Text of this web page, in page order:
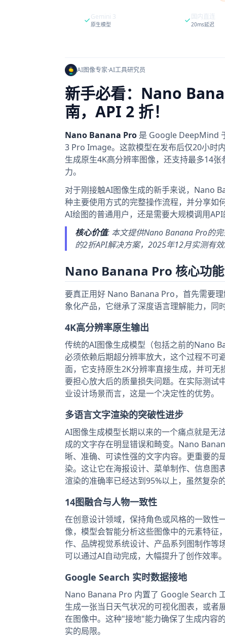
Gemini 3
原生模型
国内直连
20ms延迟
AI图像专家·AI工具研究员
新手必看：Nano
南，API 2 折！
Nano Banana Pro 是 Google DeepMind
3 Pro Image。这款模型在发布后仅20小时
生成原生4K高分辨率图像，还支持最多14
力。
对于刚接触AI图像生成的新手来说，Nano
种主要使用方式的完整操作流程，并分享如
AI绘图的普通用户，还是需要大规模调用
核心价值: 本文提供Nano Banana Pro的
的2折API解决方案，2025年12月实测有效
Nano Banana Pro 核心功
要真正用好 Nano Banana Pro，首先需要
象化产品，它继承了深度语言理解能力，同
4K高分辨率原生输出
传统的AI图像生成模型（包括之前的Nano
必须依赖后期超分辨率放大，这个过程不
面，它支持原生2K分辨率直接生成，并可
要担心放大后的质量损失问题。在实际测试
业设计场景而言，这是一个决定性的优势。
多语言文字渲染的突破性进步
AI图像生成模型长期以来的一个痛点就是无
成的文字存在明显错误和畸变。Nano
晰、准确、可读性强的文字内容。更重要的
染。这让它在海报设计、菜单制作、信息图
渲染的准确率已经达到95%以上，虽然复杂
14图融合与人物一致性
在创意设计领域，保持角色或风格的一致
像，模型会智能分析这些图像中的元素特征
作、品牌视觉系统设计、产品系列图制作等
可以通过AI自动完成，大幅提升了创作效率。
Google Search 实时数据接地
Nano Banana Pro 内置了 Google Search
生成一张当日天气状况的可视化图表，或者
在图像中。这种"接地"能力确保了生成内容
实的局限。